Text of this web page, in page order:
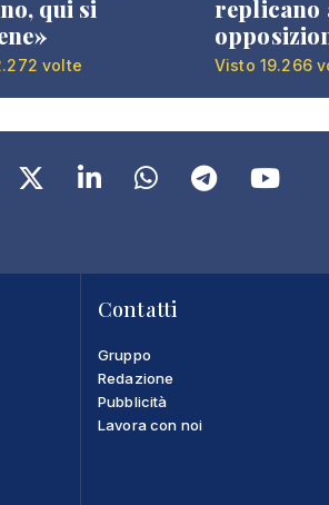
qui si
volte
replicano
Visto 19.266
Contatti
Gruppo
Redazione
Pubblicità
Lavora con noi